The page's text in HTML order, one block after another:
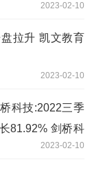
2023-02-10
拉升 凯文教育
2023-02-10
科技:2022三季
81.92% 剑桥科
2023-02-10